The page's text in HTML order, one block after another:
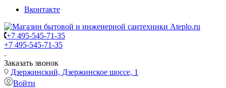
Вконтакте
+7 495-545-71-35
+7 495-545-71-35
Заказать звонок
Дзержинский, Дзержинское шоссе, 1
Войти